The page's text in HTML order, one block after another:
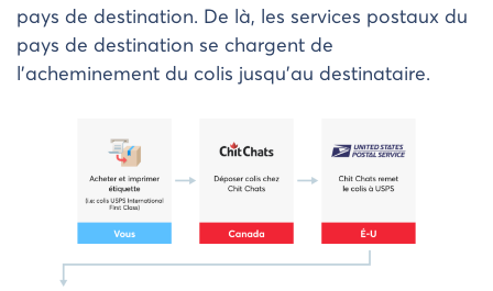
pays de destination. De là, les services postaux du
pays de destination se chargent de
l’acheminement du colis jusqu’au destinataire.